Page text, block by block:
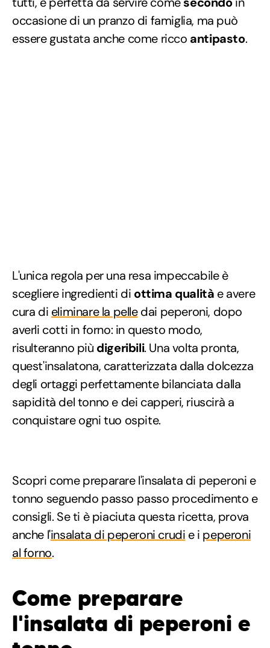
occasione di un pranzo di famiglia, ma può
essere gustata anche come ricco antipasto.
L'unica regola per una resa impeccabile è
scegliere ingredienti di ottima qualità e avere
cura di eliminare la pelledai peperoni, dopo
averli cotti in forno: in questo modo,
risulteranno più digeribili. Una volta pronta,
quest'insalatona, caratterizzata dalla dolcezza
degli ortaggi perfettamente bilanciata dalla
sapidità del tonno e dei capperi, riuscirà a
conquistare ogni tuo ospite.
Scopri come preparare l'insalata di peperoni e
tonno seguendo passo passo procedimento e
consigli. Se ti è piaciuta questa ricetta, prova
anche l'insalata di peperoni crudi e i peperoni
al forno.
Come preparare
l'insalata di peperoni e